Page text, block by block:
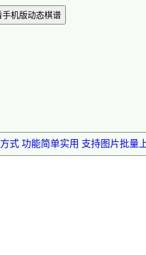
手机版动态棋谱
式 功能简单实用 支持图片批量